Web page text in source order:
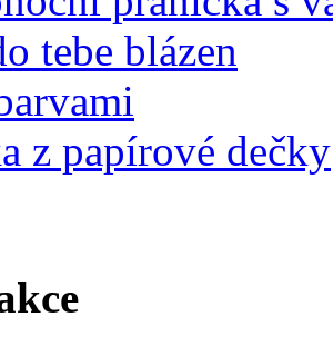
tebe blázen
z papírové dečky